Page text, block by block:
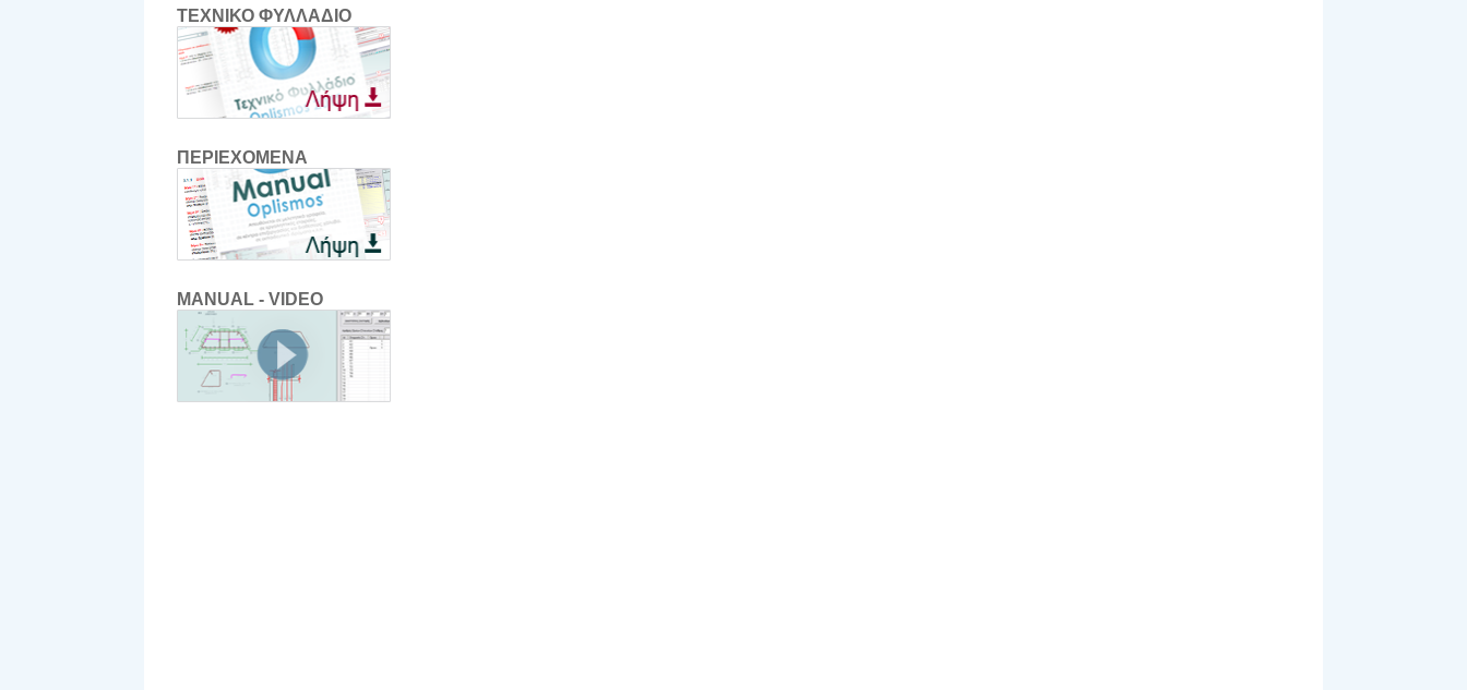
ΤΕΧΝΙΚΟ ΦΥΛΛΑΔΙΟ
ΠΕΡΙΕΧΟΜΕΝΑ
MANUAL - VIDEO